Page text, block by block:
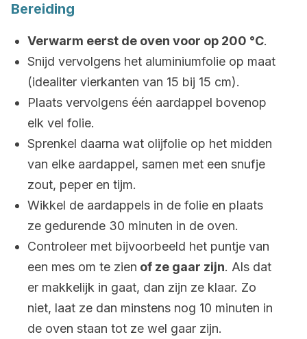
Bereiding
Verwarm eerst de oven voor op 200 °C.
Snijd vervolgens het aluminiumfolie op maat
(idealiter vierkanten van 15 bij 15 cm).
Plaats vervolgens één aardappel bovenop
elk vel folie.
Sprenkel daarna wat olijfolie op het midden
van elke aardappel, samen met een snufje
zout, peper en tijm.
Wikkel de aardappels in de folie en plaats
ze gedurende 30 minuten in de oven.
Controleer met bijvoorbeeld het puntje van
een mes om te zien of ze gaar zijn. Als dat
er makkelijk in gaat, dan zijn ze klaar. Zo
niet, laat ze dan minstens nog 10 minuten in
de oven staan tot ze wel gaar zijn.